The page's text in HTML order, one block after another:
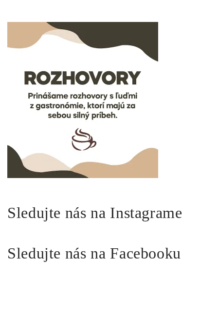
Sledujte nás na Instagrame
Sledujte nás na Facebooku